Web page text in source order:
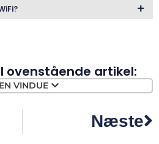
ovenstående artikel:
VINDUE
Næste